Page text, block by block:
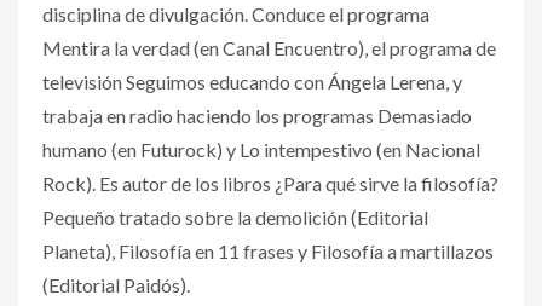
disciplina de divulgación. Conduce el programa
Mentira la verdad (en Canal Encuentro), el programa de
televisión Seguimos educando con Ángela Lerena, y
trabaja en radio haciendo los programas Demasiado
humano (en Futurock) y Lo intempestivo (en Nacional
Rock). Es autor de los libros ¿Para qué sirve la filosofía?
Pequeño tratado sobre la demolición (Editorial
Planeta), Filosofía en 11 frases y Filosofía a martillazos
(Editorial Paidós).